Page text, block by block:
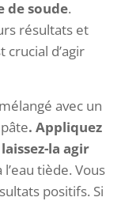
de soude.
résultats et
crucial d’agir
avec un
. Appliquez
la agir
tiède. Vous
positifs. Si